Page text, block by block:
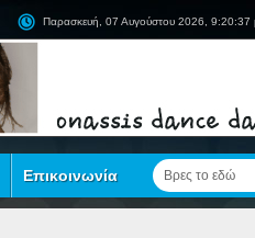
Παρασκευή, 07 Αυγούστου 2026, 9:20:37
Επικοινωνία